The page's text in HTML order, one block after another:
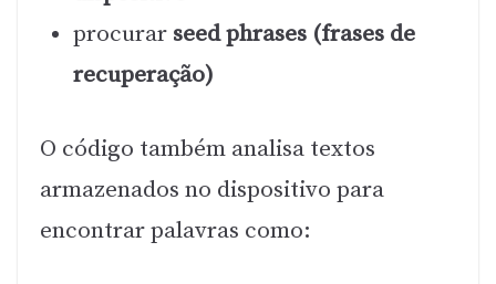
procurar seed phrases (frases de
recuperação)
O código também analisa textos
armazenados no dispositivo para
encontrar palavras como: